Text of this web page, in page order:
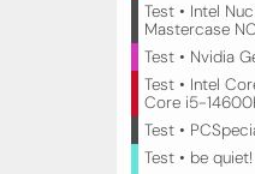
Test • Intel
Mastercase
Test • Nvidia
Test • Intel
Core i5-
Test •
Test • be